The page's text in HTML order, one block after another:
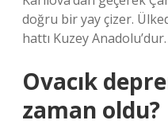
doğru bir yay çizer.
hattı Kuzey Anadolu’dur.
Ovacık
zaman oldu?